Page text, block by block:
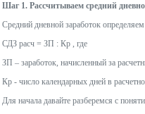
Шаг 1. Рассчитываем средний
Средний дневной заработок
СДЗ расч = ЗП : Кр , где
ЗП – заработок, начисленный за
Кр - число календарных дней в
Для начала давайте разберемся с